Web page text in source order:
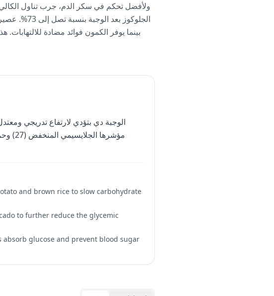
ولأفضل تحكم في سكر الدم، جرب تناول
الجلوكوز
and brown rice to slow carbohydrate
to further reduce the glycemic
absorb glucose and prevent blood sugar